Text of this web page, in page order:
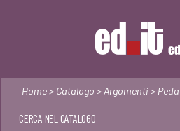
Home> Catalogo > Argomenti>
CERCA NEL CATALOGO